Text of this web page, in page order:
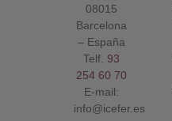
08015
Barcelona
– España
Telf. 93
254 60 70
E-mail:
info@icefer.es